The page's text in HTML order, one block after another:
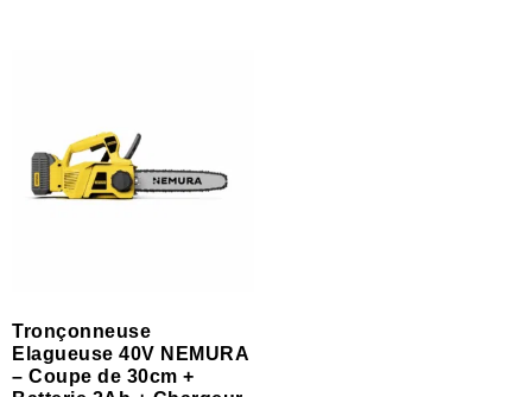
Tronçonneuse
Elagueuse 40V NEMURA
– Coupe de 30cm +